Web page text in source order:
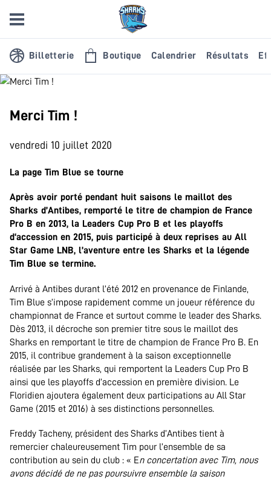
Billetterie Boutique Calendrier Résultats
Merci Tim !
vendredi 10 juillet 2020
La page Tim Blue se tourne
Après avoir porté pendant huit saisons le maillot des
Sharks d’Antibes, remporté le titre de champion de France
Pro B en 2013, la Leaders Cup Pro B et les playoffs
d‘accession en 2015, puis participé à deux reprises au All
Star Game LNB, l’aventure entre les Sharks et la légende
Tim Blue se termine.
Arrivé à Antibes durant l’été 2012 en provenance de Finlande,
Tim Blue s’impose rapidement comme un joueur référence du
championnat de France et surtout comme le leader des Sharks.
Dès 2013, il décroche son premier titre sous le maillot des
Sharks en remportant le titre de champion de France Pro B. En
2015, il contribue grandement à la saison exceptionnelle
réalisée par les Sharks, qui remportent la Leaders Cup Pro B
ainsi que les playoffs d’accession en première division. Le
Floridien ajoutera également deux participations au All Star
Game (2015 et 2016) à ses distinctions personnelles.
Freddy Tacheny, président des Sharks d’Antibes tient à
remercier chaleureusement Tim pour l’ensemble de sa
contribution au sein du club : « En concertation avec Tim, nous
avons décidé de ne pas poursuivre ensemble la saison